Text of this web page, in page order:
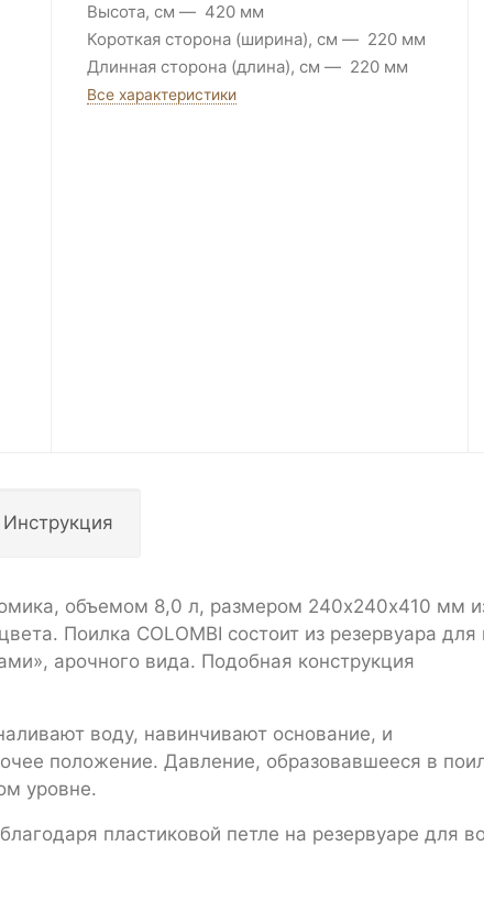
Высота, см
420 мм
Короткая сторона (ширина), см
220 мм
Длинная сторона (длина), см
220 мм
Все характеристики
Инструкция
объемом 8,0 л, размером 240х240х410 мм
Поилка COLOMBI состоит из резервуара
арочного вида. Подобная конструкция
воду, навинчивают основание, и
положение. Давление, образовавшееся в
уровне.
пластиковой петле на резервуаре для